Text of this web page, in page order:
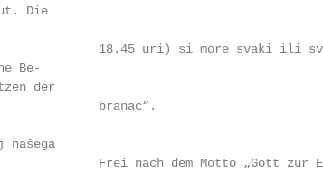
Die
18.45 uri) si more svaki ili
Be-
der
branac“.
Frei nach dem Motto „Gott zur